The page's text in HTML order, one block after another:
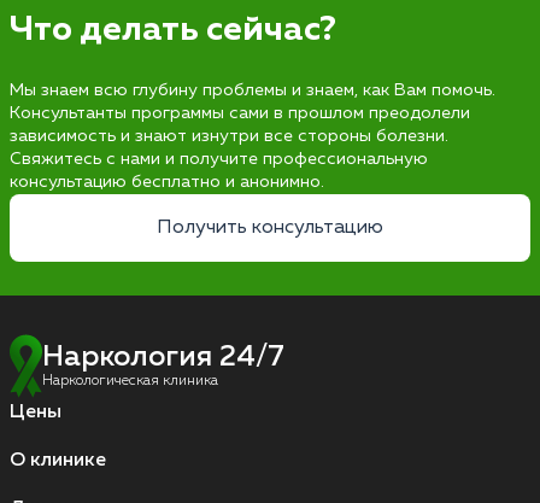
Что делать сейчас?
Мы знаем всю глубину проблемы и знаем, как Вам помочь.
Консультанты программы сами в прошлом преодолели
зависимость и знают изнутри все стороны болезни.
Свяжитесь с нами и получите профессиональную
консультацию бесплатно и анонимно.
Получить консультацию
Наркология 24/7
Наркологическая клиника
Цены
О клинике